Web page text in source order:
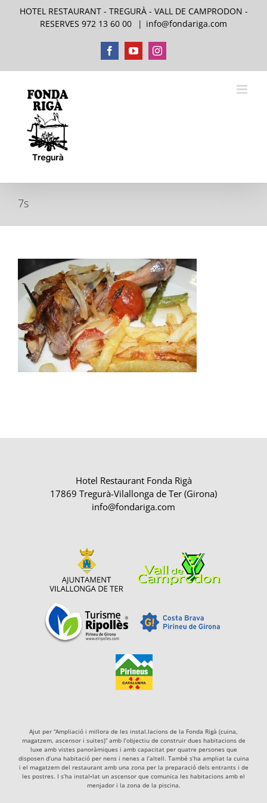
HOTEL RESTAURANT - TREGURÀ - VALL DE CAMPRODON -
RESERVES 972 13 60 00
| info@fondariga.com
FacebookYouTubeInstagram
7s
Hotel Restaurant Fonda Rigà
17869 Tregurà-Vilallonga de Ter (Girona)
info@fondariga.com
Ajut per “Ampliació i millora de les instal.lacions de la Fonda Rigà (cuina,
magatzem, ascensor i suites)” amb l’objectiu de construir dues habitacions de
luxe amb vistes panoràmiques i amb capacitat per quatre persones que
disposen d’una habitació per nens i nenes a l’altell. També s’ha ampliat la cuina
i el magatzem del restaurant amb una zona per la preparació dels entrants i de
les postres. I s’ha instal•lat un ascensor que comunica les habitacions amb el
menjador i la zona de la piscina.